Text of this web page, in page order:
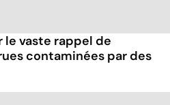
le vaste rappel de
contaminées par des